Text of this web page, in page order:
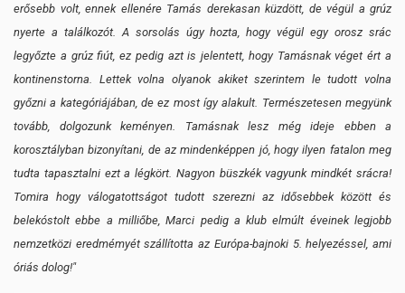
erősebb volt, ennek ellenére Tamás derekasan küzdött, de végül a grúz
nyerte a találkozót. A sorsolás úgy hozta, hogy végül egy orosz srác
legyőzte a grúz fiút, ez pedig azt is jelentett, hogy Tamásnak véget ért a
kontinenstorna. Lettek volna olyanok akiket szerintem le tudott volna
győzni a kategóriájában, de ez most így alakult. Természetesen megyünk
tovább, dolgozunk keményen. Tamásnak lesz még ideje ebben a
korosztályban bizonyítani, de az mindenképpen jó, hogy ilyen fatalon meg
tudta tapasztalni ezt a légkört. Nagyon büszkék vagyunk mindkét srácra!
Tomira hogy válogatottságot tudott szerezni az idősebbek között és
belekóstolt ebbe a milliőbe, Marci pedig a klub elmúlt éveinek legjobb
nemzetközi eredmémyét szállította az Európa-bajnoki 5. helyezéssel, ami
óriás dolog!"